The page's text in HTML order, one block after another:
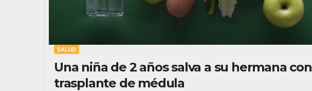
SALUD
Una niña de 2 años salva a su hermana con
trasplante de médula